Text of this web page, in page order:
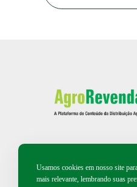
Usamos cookies em nosso site
mais relevante, lembrando suas